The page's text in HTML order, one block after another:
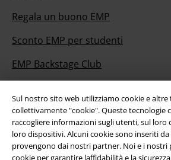
Sul nostro sito web utilizziamo cookie e
collettivamente "cookie". Queste tecnologie
raccogliere informazioni sugli utenti, sul
loro dispositivi. Alcuni cookie sono inseriti
provengono dai nostri partner. Noi e i nostri
cookie per garantire laffidabilità e la
Regala un buono EMP
Sconto EMP per studenti
EMP Backstage Club
Informazioni su EMP
Eventi EMP